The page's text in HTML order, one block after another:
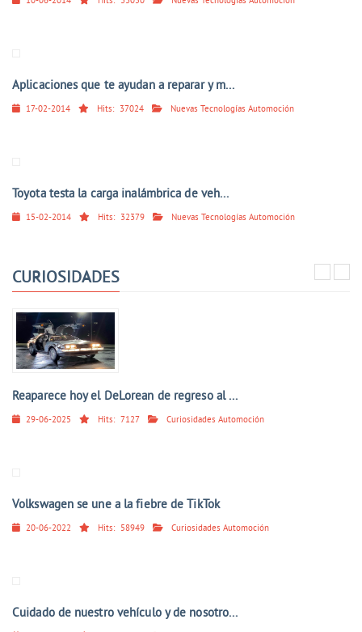
Aplicaciones que te ayudan a reparar y m...
17-02-2014 Hits: 37024 Nuevas Tecnologías Automoción
Toyota testa la carga inalámbrica de veh...
15-02-2014 Hits: 32379 Nuevas Tecnologías Automoción
CURIOSIDADES
Reaparece hoy el DeLorean de regreso al ...
29-06-2025 Hits: 7127 Curiosidades Automoción
Volkswagen se une a la fiebre de TikTok
20-06-2022 Hits: 58949 Curiosidades Automoción
Cuidado de nuestro vehículo y de nosotro...